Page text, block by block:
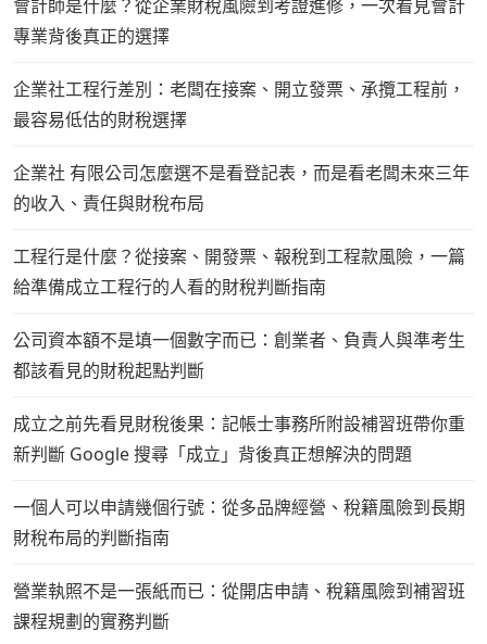
會計師是什麼？從企業財稅風險到考證進修，一次看見會計
專業背後真正的選擇
企業社工程行差別：老闆在接案、開立發票、承攬工程前，
最容易低估的財稅選擇
企業社 有限公司怎麼選不是看登記表，而是看老闆未來三年
的收入、責任與財稅布局
工程行是什麼？從接案、開發票、報稅到工程款風險，一篇
給準備成立工程行的人看的財稅判斷指南
公司資本額不是填一個數字而已：創業者、負責人與準考生
都該看見的財稅起點判斷
成立之前先看見財稅後果：記帳士事務所附設補習班帶你重
新判斷 Google 搜尋「成立」背後真正想解決的問題
一個人可以申請幾個行號：從多品牌經營、稅籍風險到長期
財稅布局的判斷指南
營業執照不是一張紙而已：從開店申請、稅籍風險到補習班
課程規劃的實務判斷